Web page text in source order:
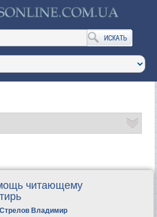
читающему
Стрелов Владимир